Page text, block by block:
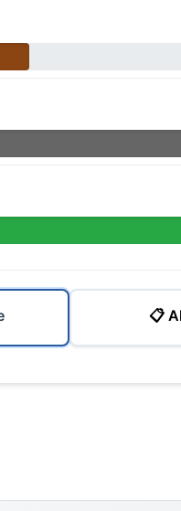
📋